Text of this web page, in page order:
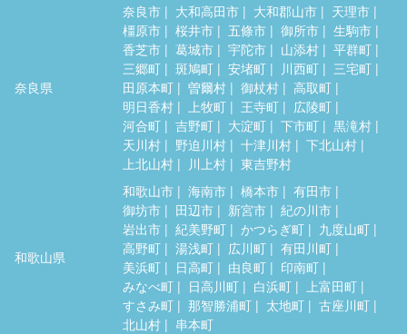
奈良県
奈良市 大和高田市 大和郡山市
天理市
橿原市
桜井市 五條市 御所市
生駒市
香芝市
葛城市 宇陀市 山添村
平群町
三郷町
斑鳩町 安堵町 川西町
三宅町
田原本町
曽爾村 御杖村
高取町
明日香村
上牧町 王寺町
広陵町
河合町
吉野町 大淀町 下市町
黒滝村
天川村
野迫川村 十津川村
下北山村
上北山村
川上村 東吉野村
和歌山県
和歌山市 海南市 橋本市
有田市
御坊市
田辺市 新宮市
紀の川市
岩出市
紀美野町 かつらぎ町
九度山町
高野町
湯浅町 広川町
有田川町
美浜町
日高町 由良町
印南町
みなべ町
日高川町 白浜町
上富田町
すさみ町
那智勝浦町 太地町
古座川町
北山村
串本町